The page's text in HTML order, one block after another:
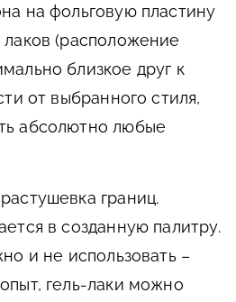
на фольговую пластину
лаков (расположение
близкое друг к
от выбранного стиля,
абсолютно любые
границ.
в созданную палитру.
и не использовать –
гель-лаки можно